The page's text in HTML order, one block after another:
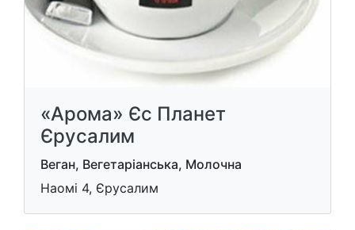
«Арома» Єс Планет
Єрусалим
Веган, Вегетаріанська, Молочна
Наомі 4, Єрусалим